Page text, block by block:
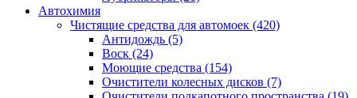
Автохимия
Чистящие средства для автомоек (420)
Антидождь (5)
Воск (24)
Моющие средства (154)
Очистители колесных дисков (7)